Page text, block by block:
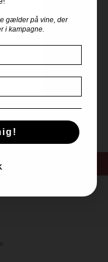
gælder på vine, der
i kampagne.